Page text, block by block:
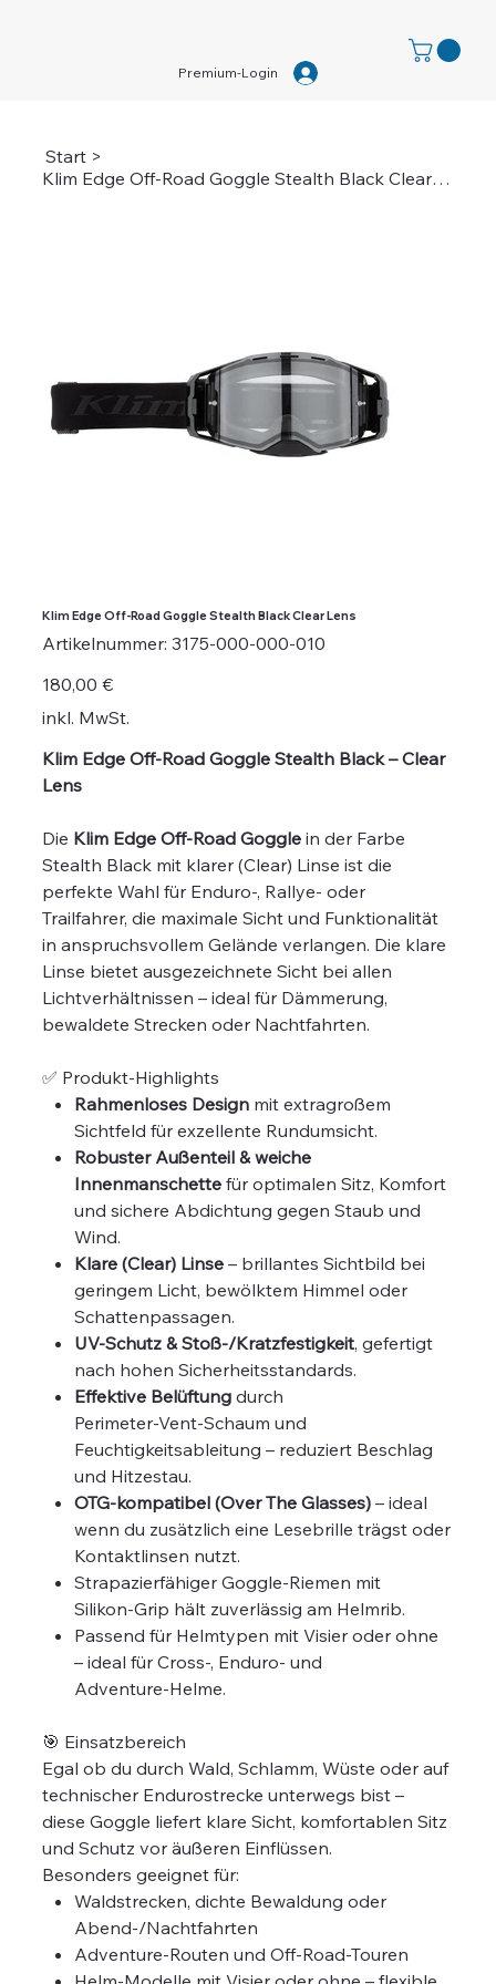
Premium-Login
Start >
Klim Edge Off-Road Goggle Stealth Black Clear Lens
Klim Edge Off-Road Goggle Stealth Black Clear Lens
Artikelnummer: Artikelnummer:
3175-
3175-000-000-010
Preis
180,00 €
inkl. MwSt.
Klim Edge Off‑Road Goggle Stealth Black – Clear
Lens
Die Klim Edge Off‑Road Goggle in der Farbe
Stealth Black mit klarer (Clear) Linse ist die
perfekte Wahl für Enduro‑, Rallye‑ oder
Trailfahrer, die maximale Sicht und Funktionalität
in anspruchsvollem Gelände verlangen. Die klare
Linse bietet ausgezeichnete Sicht bei allen
Lichtverhältnissen – ideal für Dämmerung,
bewaldete Strecken oder Nachtfahrten.
✅ Produkt‑Highlights
Rahmenloses Design mit extragroßem
Sichtfeld für exzellente Rundumsicht.
Robuster Außenteil & weiche
Innenmanschette für optimalen Sitz, Komfort
und sichere Abdichtung gegen Staub und
Wind.
Klare (Clear) Linse – brillantes Sichtbild bei
geringem Licht, bewölktem Himmel oder
Schattenpassagen.
UV‑Schutz & Stoß‑/Kratzfestigkeit, gefertigt
nach hohen Sicherheitsstandards.
Effektive Belüftung durch
Perimeter‑Vent‑Schaum und
Feuchtigkeitsableitung – reduziert Beschlag
und Hitzestau.
OTG‑kompatibel (Over The Glasses) – ideal
wenn du zusätzlich eine Lesebrille trägst oder
Kontaktlinsen nutzt.
Strapazierfähiger Goggle‑Riemen mit
Silikon‑Grip hält zuverlässig am Helmrib.
Passend für Helmtypen mit Visier oder ohne
– ideal für Cross‑, Enduro‑ und
Adventure‑Helme.
🎯 Einsatzbereich
Egal ob du durch Wald, Schlamm, Wüste oder auf
technischer Endurostrecke unterwegs bist –
diese Goggle liefert klare Sicht, komfortablen Sitz
und Schutz vor äußeren Einflüssen.
Besonders geeignet für:
Waldstrecken, dichte Bewaldung oder
Abend‑/Nachtfahrten
Adventure‑Routen und Off‑Road‑Touren